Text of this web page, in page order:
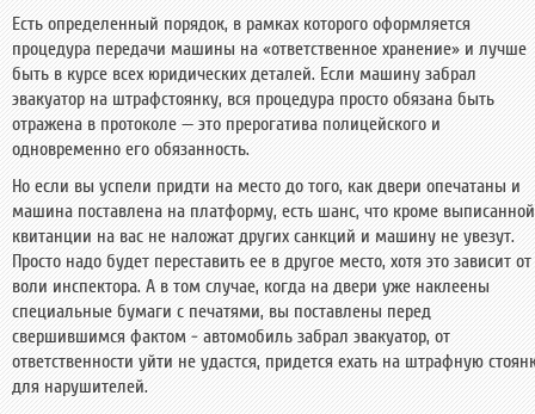
Есть определенный порядок, в рамках которого оформляется
процедура передачи машины на «ответственное хранение» и лучше
быть в курсе всех юридических деталей. Если машину забрал
эвакуатор на штрафстоянку, вся процедура просто обязана быть
отражена в протоколе — это прерогатива полицейского и
одновременно его обязанность.
Но если вы успели придти на место до того, как двери опечатаны и
машина поставлена на платформу, есть шанс, что кроме выписанной
квитанции на вас не наложат других санкций и машину не увезут.
Просто надо будет переставить ее в другое место, хотя это зависит от
воли инспектора. А в том случае, когда на двери уже наклеены
специальные бумаги с печатями, вы поставлены перед
свершившимся фактом - автомобиль забрал эвакуатор, от
ответственности уйти не удастся, придется ехать на штрафную
для нарушителей.